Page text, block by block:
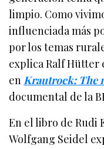
limpio. Como
influenciada más
por los temas
explica Ralf
en Krautrock: The
documental de la
En el libro de Rudi
Wolfgang Seidel